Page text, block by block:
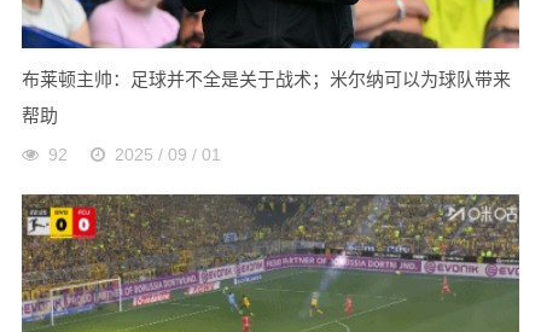
布莱顿主帅：足球并不全是关于战术；米尔纳可以为球队带来
帮助
92 2025 / 09 / 01